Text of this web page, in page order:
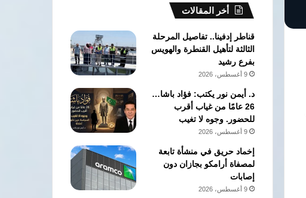
أخر المقالات
قناطر إدفينا.. تفاصيل المرحلة
الثالثة لتأهيل القنطرة والهويس
بفرع رشيد
9 أغسطس، 2026
د. أيمن نور يكتب: فؤاد باشا…
26 عامًا من غياب أقرب
للحضور. وجوه لا تغيب
9 أغسطس، 2026
إخماد حريق في منشأة تابعة
لمصفاة أرامكو بجازان دون
إصابات
9 أغسطس، 2026